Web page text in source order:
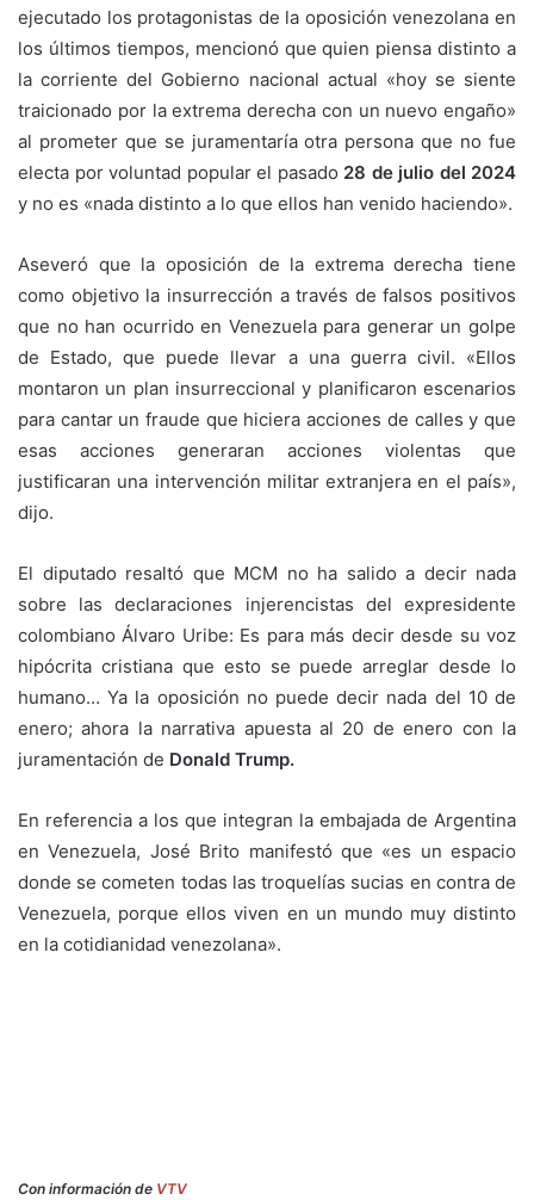
ejecutado los protagonistas de la oposición venezolana en
los últimos tiempos, mencionó que quien piensa distinto a
la corriente del Gobierno nacional actual «hoy se siente
traicionado por la extrema derecha con un nuevo engaño»
al prometer que se juramentaría otra persona que no fue
electa por voluntad popular el pasado 28 de julio del 2024
y no es «nada distinto a lo que ellos han venido haciendo».
Aseveró que la oposición de la extrema derecha tiene
como objetivo la insurrección a través de falsos positivos
que no han ocurrido en Venezuela para generar un golpe
de Estado, que puede llevar a una guerra civil. «Ellos
montaron un plan insurreccional y planificaron escenarios
para cantar un fraude que hiciera acciones de calles y que
esas acciones generaran acciones violentas que
justificaran una intervención militar extranjera en el país»,
dijo.
El diputado resaltó que MCM no ha salido a decir nada
sobre las declaraciones injerencistas del expresidente
colombiano Álvaro Uribe: Es para más decir desde su voz
hipócrita cristiana que esto se puede arreglar desde lo
humano… Ya la oposición no puede decir nada del 10 de
enero; ahora la narrativa apuesta al 20 de enero con la
juramentación de Donald Trump.
En referencia a los que integran la embajada de Argentina
en Venezuela, José Brito manifestó que «es un espacio
donde se cometen todas las troquelías sucias en contra de
Venezuela, porque ellos viven en un mundo muy distinto
en la cotidianidad venezolana».
Con información de VTV